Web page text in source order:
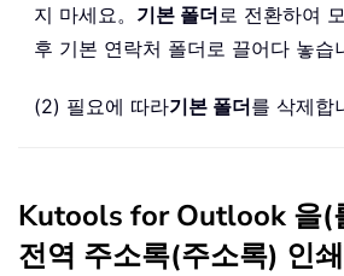
지 마세요。 기본 폴더로 전환하여
후 기본 연락처 폴더로 끌어다 놓습
(2) 필요에 따라기본 폴더를 삭제합
Kutools for Outlook 을(
전역 주소록(주소록) 인